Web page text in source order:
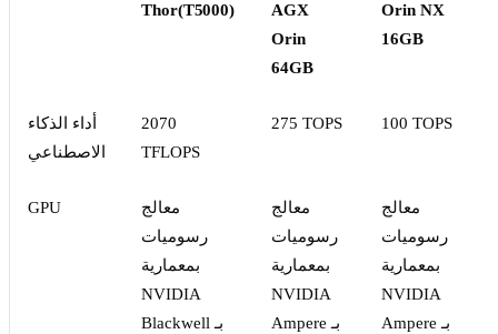
Thor(T5000)
AGX
Orin
64GB
Orin NX
16GB
أداء الذكاء
الاصطناعي
2070
TFLOPS
275 TOPS 100 TOPS
GPU
معالج
رسوميات
بمعمارية
NVIDIA
Blackwell بـ
معالج
رسوميات
بمعمارية
NVIDIA
Ampere بـ
معالج
رسوميات
بمعمارية
NVIDIA
Ampere بـ